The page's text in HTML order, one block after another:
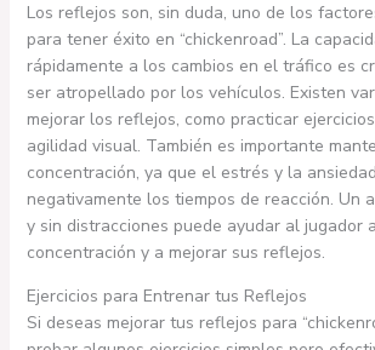
Los reflejos son, sin duda, uno de los
para tener éxito en “chickenroad”. La
rápidamente a los cambios en el tráfico es
ser atropellado por los vehículos. Existen
mejorar los reflejos, como practicar
agilidad visual. También es importante
concentración, ya que el estrés y la
negativamente los tiempos de reacción. Un
y sin distracciones puede ayudar al jugador
concentración y a mejorar sus reflejos.
Ejercicios para Entrenar tus Reflejos
Si deseas mejorar tus reflejos para